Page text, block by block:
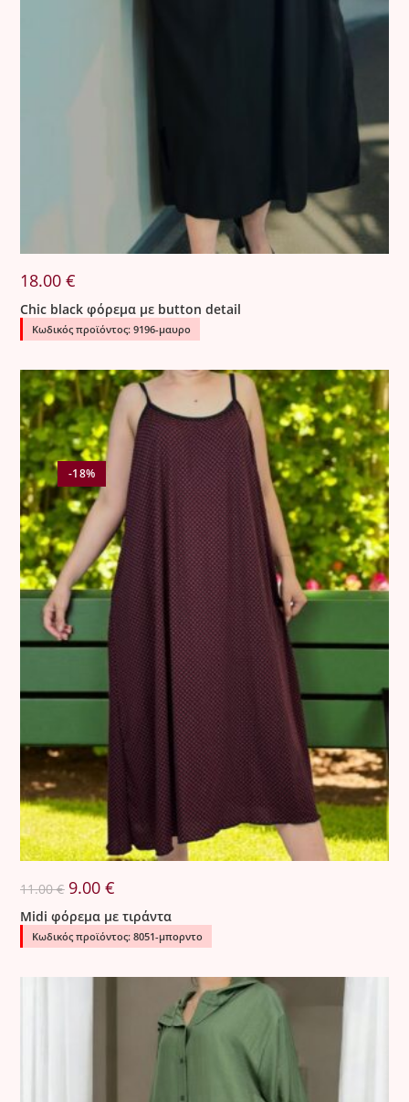
18.00€
Chic black φόρεμα με button detail
Κωδικός προϊόντος: 9196-μαυρο
-18%
11.00€ Original
price
was:
11.00 €.
9.00€
τιμή
είναι:
9.00 €.
Midi φόρεμα με τιράντα
Κωδικός προϊόντος: 8051-μπορντο